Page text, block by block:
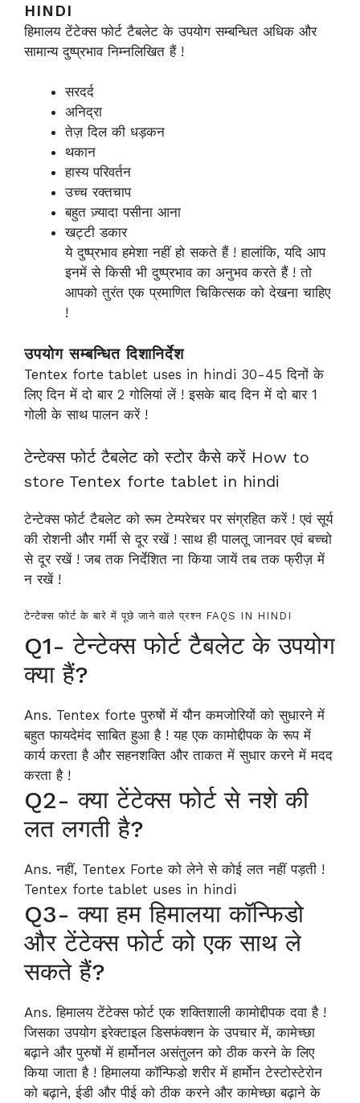
HINDI
हिमालय टेंटेक्स फोर्ट टैबलेट के उपयोग सम्बन्धित अधिक और
सामान्य दुष्प्रभाव निम्नलिखित हैं !
सरदर्द
अनिद्रा
तेज़ दिल की धड़कन
थकान
हास्य परिवर्तन
उच्च रक्तचाप
बहुत ज़्यादा पसीना आना
खट्टी डकार
ये दुष्प्रभाव हमेशा नहीं हो सकते हैं ! हालांकि, यदि आप
इनमें से किसी भी दुष्प्रभाव का अनुभव करते हैं ! तो
आपको तुरंत एक प्रमाणित चिकित्सक को देखना चाहिए
!
उपयोग सम्बन्धित दिशानिर्देश
Tentex forte tablet uses in hindi 30-45 दिनों के
लिए दिन में दो बार 2 गोलियां लें ! इसके बाद दिन में दो बार 1
गोली के साथ पालन करें !
टेन्टेक्स फोर्ट टैबलेट को स्टोर कैसे करें How to
store Tentex forte tablet in hindi
टेन्टेक्स फोर्ट टैबलेट को रूम टेम्परेचर पर संग्रहित करें ! एवं सूर्य
की रोशनी और गर्मी से दूर रखें ! साथ ही पालतू जानवर एवं बच्चो
से दूर रखें ! जब तक निर्देशित ना किया जायें तब तक फ्रीज़ में
न रखें !
टेन्टेक्स फोर्ट के बारे में पूछे जाने वाले प्रश्न FAQS IN HINDI
Q1- टेन्टेक्स फोर्ट टैबलेट के उपयोग
क्या हैं?
Ans. Tentex forte पुरुषों में यौन कमजोरियों को सुधारने में
बहुत फायदेमंद साबित हुआ है ! यह एक कामोद्दीपक के रूप में
कार्य करता है और सहनशक्ति और ताकत में सुधार करने में मदद
करता है !
Q2- क्या टेंटेक्स फोर्ट से नशे की
लत लगती है?
Ans. नहीं, Tentex Forte को लेने से कोई लत नहीं पड़ती !
Tentex forte tablet uses in hindi
Q3- क्या हम हिमालया कॉन्फिडो
और टेंटेक्स फोर्ट को एक साथ ले
सकते हैं?
Ans. हिमालय टेंटेक्स फोर्ट एक शक्तिशाली कामोद्दीपक दवा है !
जिसका उपयोग इरेक्टाइल डिसफंक्शन के उपचार में, कामेच्छा
बढ़ाने और पुरुषों में हार्मोनल असंतुलन को ठीक करने के लिए
किया जाता है ! हिमालया कॉन्फिडो शरीर में हार्मोन टेस्टोस्टेरोन
को बढ़ाने, ईडी और पीई को ठीक करने और कामेच्छा बढ़ाने के